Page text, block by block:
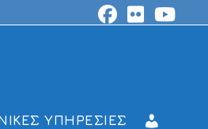
ΥΠΗΡΕΣΙΕΣ